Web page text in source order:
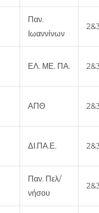
Παν.
Ιωαννίνων
ΕΛ. ΜΕ. ΠΑ.
ΑΠΘ
ΔΙ.ΠΑ.Ε.
Παν. Πελ/
νήσου